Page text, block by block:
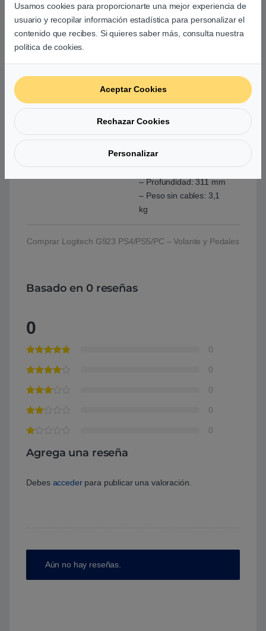
de pedales:
Termoplástico
polioximetileno (POM)
– Peso sin cables: 2,25
kg
Peso y dimensiones de
los pedales
– Altura: 167 mm
– Anchura: 428,5 mm
– Profundidad: 311 mm
– Peso sin cables: 3,1
kg
Comprar Logitech G923 PS4/PS5/PC – Volante y Pedales
Basado en 0 reseñas
0
0
0
0
0
0
Agrega una reseña
Debes accederpara publicar una valoración.
Aún no hay reseñas.
Usamos cookies para proporcionarte una mejor experiencia de
usuario y recopilar información estadística para personalizar el
contenido que recibes. Si quieres saber más, consulta nuestra
política de cookies.
Aceptar Cookies
Rechazar Cookies
Personalizar